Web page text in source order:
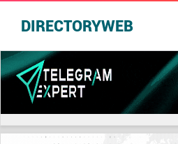
DIRECTORYWEB